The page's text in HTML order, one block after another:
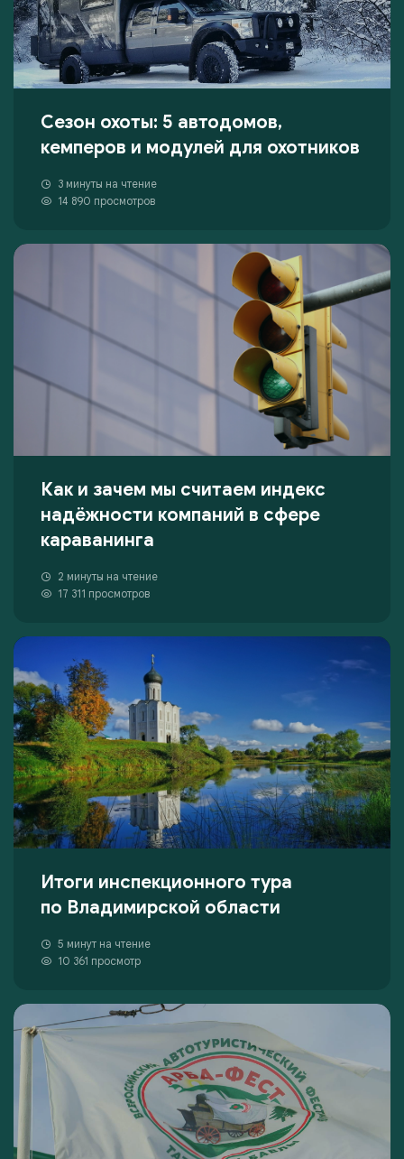
Сезон охоты: 5 автодомов,
кемперов и модулей для охотников
3 минуты на чтение
14 890 просмотров
Как и зачем мы считаем индекс
надёжности компаний в сфере
караванинга
2 минуты на чтение
17 311 просмотров
Итоги инспекционного тура
по Владимирской области
5 минут на чтение
10 361 просмотр